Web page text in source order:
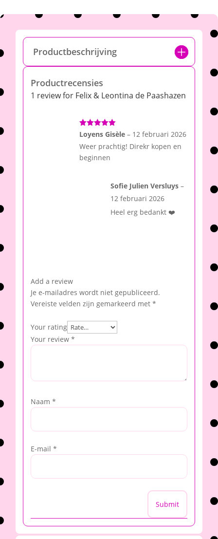
Productbeschrijving
Productrecensies
1 review for Felix & Leontina de Paashazen
Gewaardeerd
5uit 5
Loyens Gisèle – 12 februari 2026
Weer prachtig! Direkr kopen en
beginnen
Sofie Julien Versluys –
12 februari 2026
Heel erg bedankt ❤️
Add a review
Je e-mailadres wordt niet gepubliceerd.
Vereiste velden zijn gemarkeerd met *
Your rating
Your review *
Naam *
E-mail *
Submit